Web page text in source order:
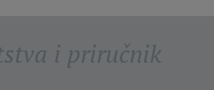
i priručnik